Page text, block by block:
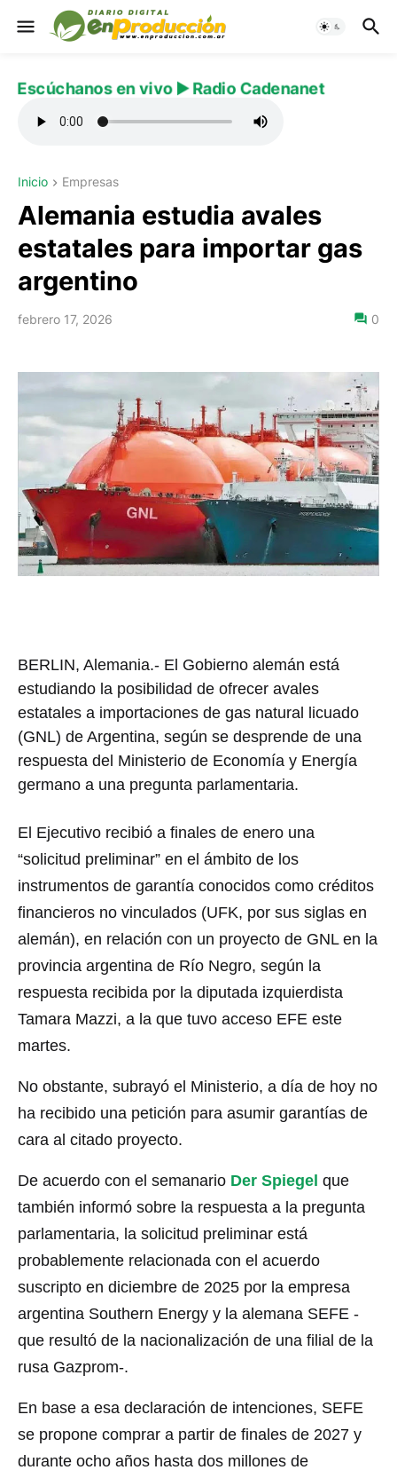
Escúchanos en vivo ▶️ Radio Cadenanet
Inicio Empresas
Alemania estudia avales
estatales para importar gas
argentino
febrero 17, 2026 0
BERLIN, Alemania.- El Gobierno alemán está
estudiando la posibilidad de ofrecer avales
estatales a importaciones de gas natural licuado
(GNL) de Argentina, según se desprende de una
respuesta del Ministerio de Economía y Energía
germano a una pregunta parlamentaria.
El Ejecutivo recibió a finales de enero una
“solicitud preliminar” en el ámbito de los
instrumentos de garantía conocidos como créditos
financieros no vinculados (UFK, por sus siglas en
alemán), en relación con un proyecto de GNL en la
provincia argentina de Río Negro, según la
respuesta recibida por la diputada izquierdista
Tamara Mazzi, a la que tuvo acceso EFE este
martes.
No obstante, subrayó el Ministerio, a día de hoy no
ha recibido una petición para asumir garantías de
cara al citado proyecto.
De acuerdo con el semanario Der Spiegel que
también informó sobre la respuesta a la pregunta
parlamentaria, la solicitud preliminar está
probablemente relacionada con el acuerdo
suscripto en diciembre de 2025 por la empresa
argentina Southern Energy y la alemana SEFE -
que resultó de la nacionalización de una filial de la
rusa Gazprom-.
En base a esa declaración de intenciones, SEFE
se propone comprar a partir de finales de 2027 y
durante ocho años hasta dos millones de